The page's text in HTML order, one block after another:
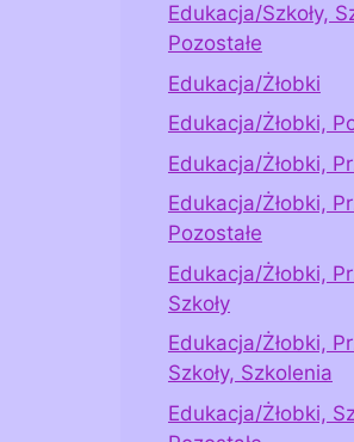
Edukacja/Szkoły,
Pozostałe
Edukacja/Żłobki
Edukacja/Żłobki,
Edukacja/Żłobki,
Edukacja/Żłobki,
Pozostałe
Edukacja/Żłobki,
Szkoły
Edukacja/Żłobki,
Szkoły, Szkolenia
Edukacja/Żłobki,